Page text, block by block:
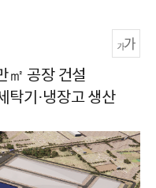
㎡ 공장 건설
탁기·냉장고 생산